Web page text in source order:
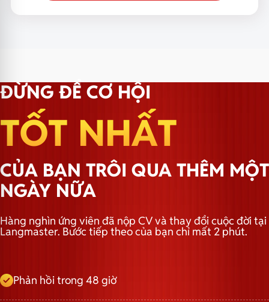
ĐỪNG ĐỂ CƠ HỘI
TỐT NHẤT
CỦA BẠN TRÔI QUA THÊM MỘT
NGÀY NỮA
Hàng nghìn ứng viên đã nộp CV và thay đổi cuộc đời tại
Langmaster. Bước tiếp theo của bạn chỉ mất 2 phút.
Phản hồi trong 48 giờ